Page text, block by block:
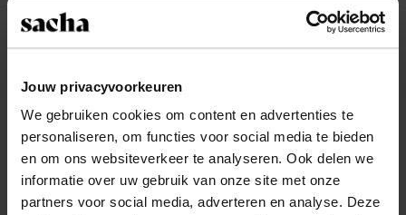
Jouw privacyvoorkeuren
We gebruiken cookies om content en advertenties te
personaliseren, om functies voor social media te bieden
en om ons websiteverkeer te analyseren. Ook delen we
informatie over uw gebruik van onze site met onze
partners voor social media, adverteren en analyse. Deze
Kies jouw maat
Snelle levering
Achteraf betalen
Product omschrijving